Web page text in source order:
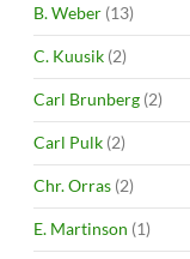
B. Weber (13)
C. Kuusik (2)
Carl Brunberg (2)
Carl Pulk (2)
Chr. Orras (2)
E. Martinson (1)